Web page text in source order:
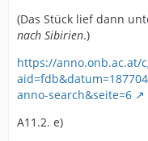
(Das Stück lief dann
nach Sibirien.)
https://anno.onb.ac.at/
anno-search&seite=6
A11.2. e)